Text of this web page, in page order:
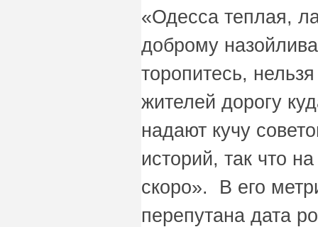
«Одесса теплая,
доброму
торопитесь,
жителей дорогу
надают кучу
историй, так что
скоро». В его
перепутана дата